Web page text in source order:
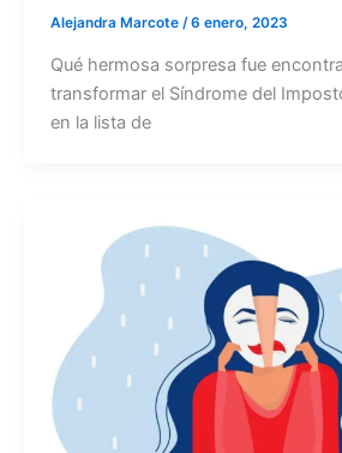
Alejandra Marcote /6 enero, 2023
Qué hermosa sorpresa fue
transformar el Síndrome del
en la lista de